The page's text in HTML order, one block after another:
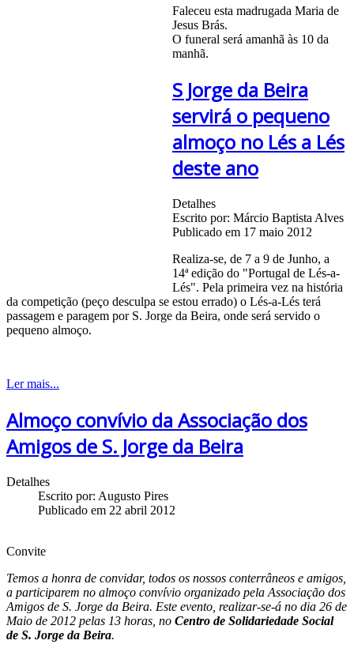
Faleceu esta madrugada Maria de
Jesus Brás.
O funeral será amanhã às 10 da
manhã.
S Jorge da Beira
servirá o pequeno
almoço no Lés a Lés
deste ano
Detalhes
Escrito por: Márcio Baptista Alves
Publicado em 17 maio 2012
Realiza-se, de 7 a 9 de Junho, a
14ª edição do "Portugal de Lés-a-
Lés". Pela primeira vez na história
da competição (peço desculpa se estou errado) o Lés-a-Lés terá
passagem e paragem por S. Jorge da Beira, onde será servido o
pequeno almoço.
Ler mais...
Almoço convívio da Associação dos
Amigos de S. Jorge da Beira
Detalhes
Escrito por: Augusto Pires
Publicado em 22 abril 2012
Convite
Temos a honra de convidar, todos os nossos conterrâneos e amigos,
a participarem no almoço convívio organizado pela Associação dos
Amigos de S. Jorge da Beira. Este evento, realizar-se-á no dia 26 de
Maio de 2012 pelas 13 horas, no Centro de Solidariedade Social
de S. Jorge da Beira.